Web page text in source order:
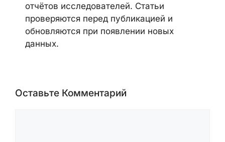
отчётов исследователей. Статьи
проверяются перед публикацией и
обновляются при появлении новых
данных.
Оставьте Комментарий